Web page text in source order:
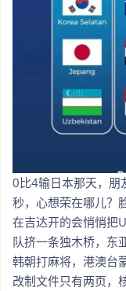
0比4输日本那天，朋
秒，心想荣在哪儿？
在吉达开的会悄悄把
队挤一条独木桥，东
韩朝打麻将，港澳台
改制文件只有两页，